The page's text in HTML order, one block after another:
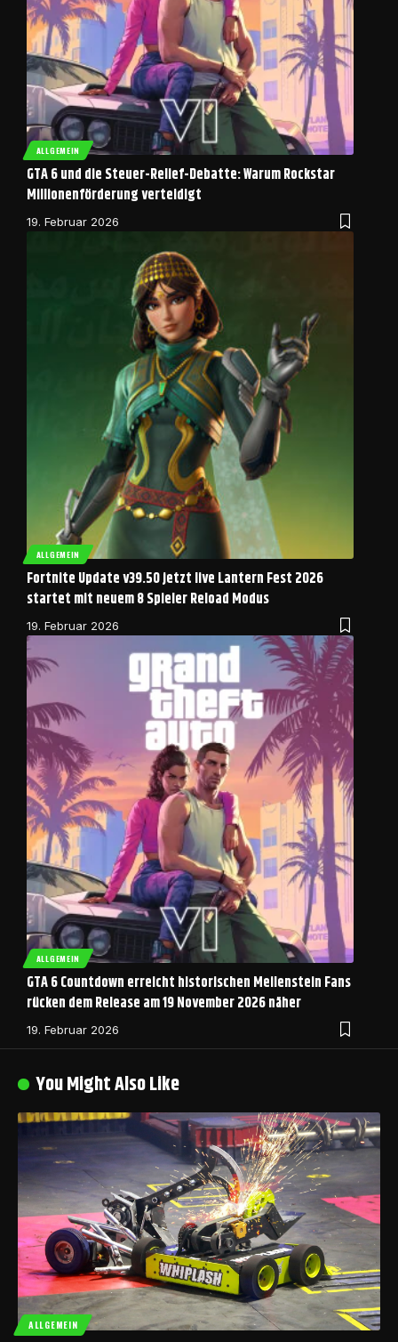
ALLGEMEIN
GTA 6 und die Steuer-Relief-Debatte: Warum Rockstar
Millionenförderung verteidigt
19. Februar 2026
ALLGEMEIN
Fortnite Update v39.50 jetzt live Lantern Fest 2026
startet mit neuem 8 Spieler Reload Modus
19. Februar 2026
ALLGEMEIN
GTA 6 Countdown erreicht historischen Meilenstein Fans
rücken dem Release am 19 November 2026 näher
19. Februar 2026
You Might Also Like
ALLGEMEIN